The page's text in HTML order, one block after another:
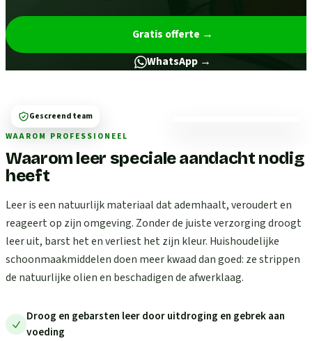
Gratis offerte →
WhatsApp →
WAAROM PROFESSIONEEL
Waarom leer speciale aandacht nodig
heeft
Leer is een natuurlijk materiaal dat ademhaalt, veroudert en
reageert op zijn omgeving. Zonder de juiste verzorging droogt
leer uit, barst het en verliest het zijn kleur. Huishoudelijke
schoonmaakmiddelen doen meer kwaad dan goed: ze strippen
de natuurlijke olien en beschadigen de afwerklaag.
Droog en gebarsten leer door uitdroging en gebrek aan
voeding
Gescreend team